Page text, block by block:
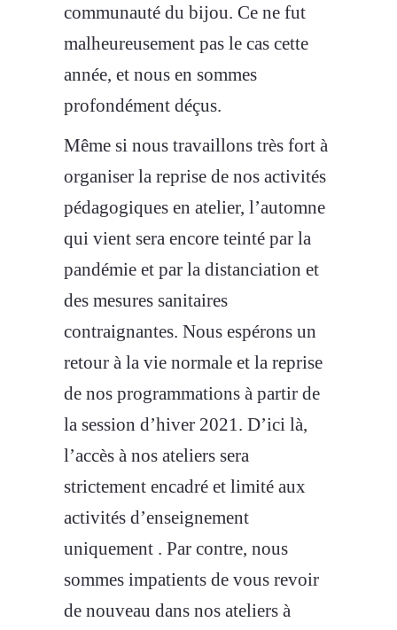
communauté du bijou. Ce ne fut
malheureusement pas le cas cette
année, et nous en sommes
profondément déçus.
Même si nous travaillons très fort à
organiser la reprise de nos activités
pédagogiques en atelier, l’automne
qui vient sera encore teinté par la
pandémie et par la distanciation et
des mesures sanitaires
contraignantes. Nous espérons un
retour à la vie normale et la reprise
de nos programmations à partir de
la session d’hiver 2021. D’ici là,
l’accès à nos ateliers sera
strictement encadré et limité aux
activités d’enseignement
uniquement . Par contre, nous
sommes impatients de vous revoir
de nouveau dans nos ateliers à